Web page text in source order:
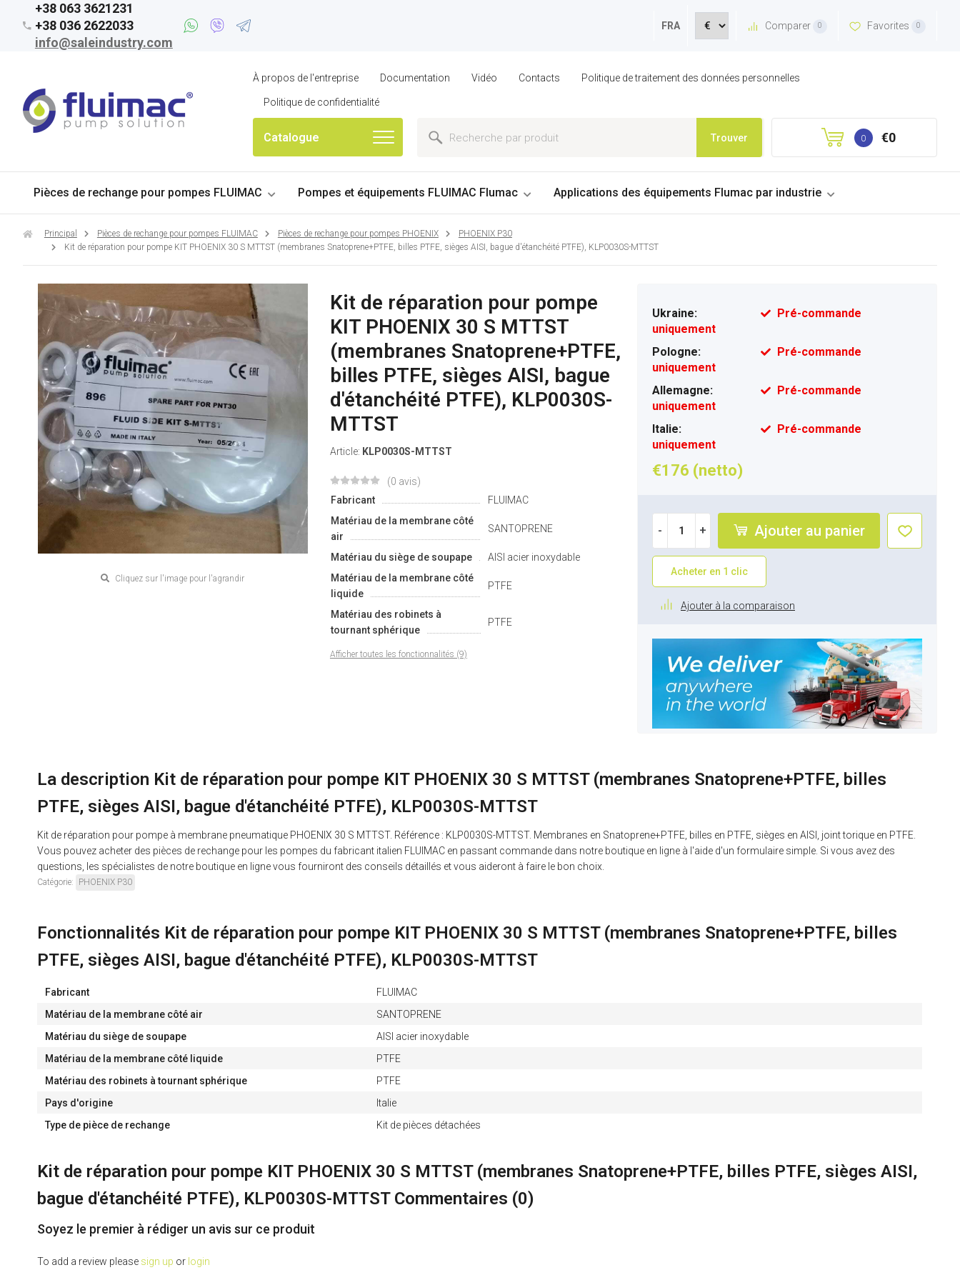
+38 063 3621231
+38 036 2622033
info@saleindustry.com
FRA Comparer 0 Favorites 0
À propos de l'entreprise Documentation Vidéo Contacts Politique de traitement des données personnelles
Politique de confidentialité
Catalogue Trouver 0 €0
Pièces de rechange pour pompes FLUIMAC Pompes et équipements FLUIMAC Flumac Applications des équipements Flumac par industrie
Principal Pièces de rechange pour pompes FLUIMAC Pièces de rechange pour pompes PHOENIX
PHOENIX P30
Kit de réparation pour pompe KIT PHOENIX 30 S MTTST (membranes Snatoprene+PTFE, billes PTFE, sièges AISI, bague d'étanchéité PTFE), KLP0030S-MTTST
Cliquez sur l'image pour l'agrandir
Kit de réparation pour pompe
KIT PHOENIX 30 S MTTST
(membranes Snatoprene+PTFE,
billes PTFE, sièges AISI, bague
d'étanchéité PTFE), KLP0030S-
MTTST
Article: KLP0030S-MTTST
(0 avis)
Fabricant
FLUIMAC
Matériau de la membrane côté
air
SANTOPRENE
Matériau du siège de soupape
AISI acier inoxydable
Matériau de la membrane côté
liquide
PTFE
Matériau des robinets à
tournant sphérique
PTFE
Afficher toutes les fonctionnalités (9)
Ukraine:
Pré-commande
uniquement
Pologne:
Pré-commande
uniquement
Allemagne:
Pré-commande
uniquement
Italie:
Pré-commande
uniquement
€176 (netto)
- + Ajouter au panier
Acheter en 1 clic
Ajouter à la comparaison
La description Kit de réparation pour pompe KIT PHOENIX 30 S MTTST (membranes Snatoprene+PTFE, billes
PTFE, sièges AISI, bague d'étanchéité PTFE), KLP0030S-MTTST
Kit de réparation pour pompe à membrane pneumatique PHOENIX 30 S MTTST. Référence : KLP0030S-MTTST. Membranes en Snatoprene+PTFE, billes en PTFE, sièges en AISI, joint torique en PTFE.
Vous pouvez acheter des pièces de rechange pour les pompes du fabricant italien FLUIMAC en passant commande dans notre boutique en ligne à l'aide d'un formulaire simple. Si vous avez des
questions, les spécialistes de notre boutique en ligne vous fourniront des conseils détaillés et vous aideront à faire le bon choix.
Catégorie: PHOENIX P30
Fonctionnalités Kit de réparation pour pompe KIT PHOENIX 30 S MTTST (membranes Snatoprene+PTFE, billes
PTFE, sièges AISI, bague d'étanchéité PTFE), KLP0030S-MTTST
Fabricant
FLUIMAC
Matériau de la membrane côté air
SANTOPRENE
Matériau du siège de soupape
AISI acier inoxydable
Matériau de la membrane côté liquide
PTFE
Matériau des robinets à tournant sphérique
PTFE
Pays d'origine
Italie
Type de pièce de rechange
Kit de pièces détachées
Kit de réparation pour pompe KIT PHOENIX 30 S MTTST (membranes Snatoprene+PTFE, billes PTFE, sièges AISI,
bague d'étanchéité PTFE), KLP0030S-MTTST Commentaires (0)
Soyez le premier à rédiger un avis sur ce produit
To add a review please sign up or login